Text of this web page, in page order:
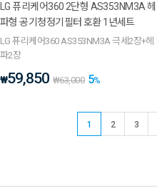
LG 퓨리케어360 2단형 AS353NM3A 헤
파형 공기청정기필터 호환 1년세트
LG 퓨리케어360 AS353NM3A 극세2장+헤
파2장
₩59,850 ₩63,000 5%
1 2 3